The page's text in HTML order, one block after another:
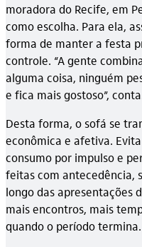
moradora do Recife, em
como escolha. Para ela,
forma de manter a festa
controle. “A gente
alguma coisa, ninguém
e fica mais gostoso”,
Desta forma, o sofá se
econômica e afetiva.
consumo por impulso e
feitas com antecedência,
longo das apresentações
mais encontros, mais
quando o período termina.